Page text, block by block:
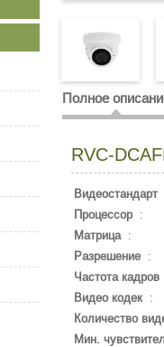
Полное
RVC-
Видеостандарт
Процессор:
Матрица:
Разрешение :
Частота кадров
Видео кодек:
Количество
Мин.